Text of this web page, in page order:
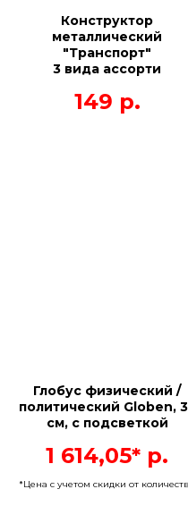
Конструктор
металлический
"Транспорт"
3 вида ассорти
149 р.
Глобус физический /
политический Globen,
см, с подсветкой
1 614,05* р.
*Цена с учетом скидки от